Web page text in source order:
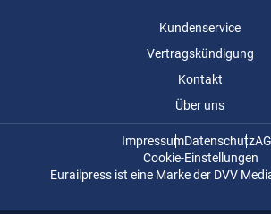
Kundenservice
Vertragskündigung
Kontakt
Über uns
ImpressumDatenschutz
Cookie-Einstellungen
Eurailpress ist eine Marke der DVV